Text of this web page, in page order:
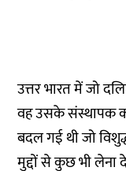
उत्तर भारत में जो
वह उसके संस्थापक
बदल गई थी जो
मुद्दों से कुछ भी लेना